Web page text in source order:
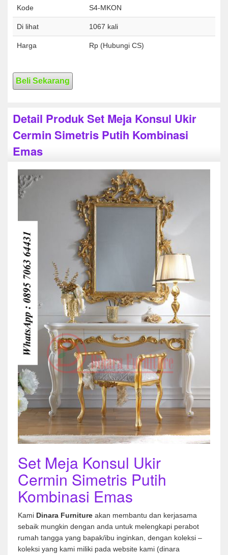
Kode S4-MKON
Di lihat 1067 kali
Harga Rp (Hubungi CS)
Beli Sekarang
Detail Produk Set Meja Konsul Ukir
Cermin Simetris Putih Kombinasi
Emas
Set Meja Konsul Ukir
Cermin Simetris Putih
Kombinasi Emas
Kami Dinara Furniture akan membantu dan kerjasama
sebaik mungkin dengan anda untuk melengkapi perabot
rumah tangga yang bapak/ibu inginkan, dengan koleksi –
koleksi yang kami miliki pada website kami (dinara